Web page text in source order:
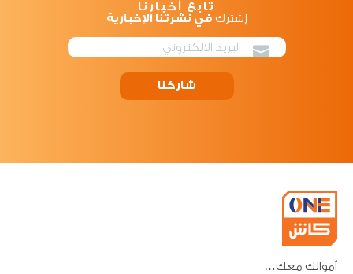
تابع أخبارنا
إشترك في نشرتنا الإخبارية
شاركنا
أموالك معك…